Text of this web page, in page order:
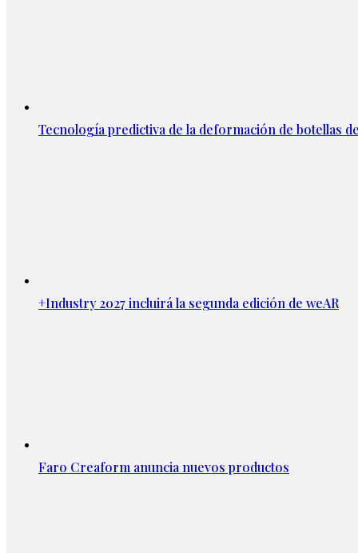
Tecnología predictiva de la deformación de botellas
+Industry 2027 incluirá la segunda edición de weAR
Faro Creaform anuncia nuevos productos